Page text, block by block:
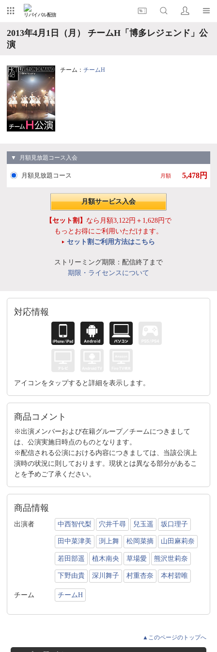
リバイバル配信
2013年4月1日（月） チームH「博多レジェンド」公
演
チーム： チームH
▼ 月額見放題コース入会
月額見放題コース 月額 5,478円
月額サービス入会
【セット割】 なら月額3,122円＋1,628円で
もっとお得にご利用いただけます。
セット割ご利用方法はこちら
ストリーミング期限：配信終了まで
期限・ライセンスについて
対応情報
アイコンをタップすると詳細を表示します。
商品コメント
※出演メンバーおよび在籍グループ／チームにつきまして
は、公演実施日時点のものとなります。
※配信される公演における内容につきましては、当該公演上
演時の状況に則しております。現状とは異なる部分があるこ
とを予めご了承ください。
商品情報
出演者 中西智代梨 穴井千尋 兒玉遥 坂口理子
田中菜津美 渕上舞 松岡菜摘 山田麻莉奈
若田部遥 植木南央 草場愛 熊沢世莉奈
下野由貴 深川舞子 村重杏奈 本村碧唯
チーム チームH
▲このページのトップへ